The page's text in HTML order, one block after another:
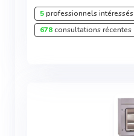
5professionnels intéressés
678consultations récentes